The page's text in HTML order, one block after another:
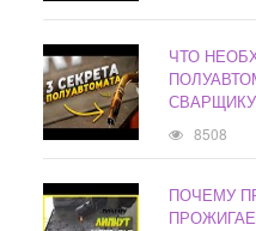
ЧТО
СВАРЩИКУ
8508
ПОЧЕМУ